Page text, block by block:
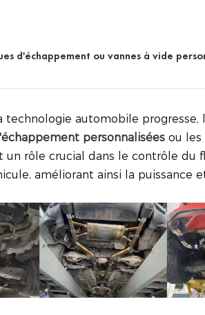
d'échappement ou vannes à vide
technologie automobile
personnalisées ou les
un rôle crucial dans le contrôle du
améliorant ainsi la puissance